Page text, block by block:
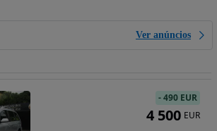
Ver anúncios
-490 EUR
4 500 EUR